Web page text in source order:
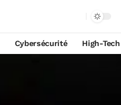
Cybersécurité High-Tech